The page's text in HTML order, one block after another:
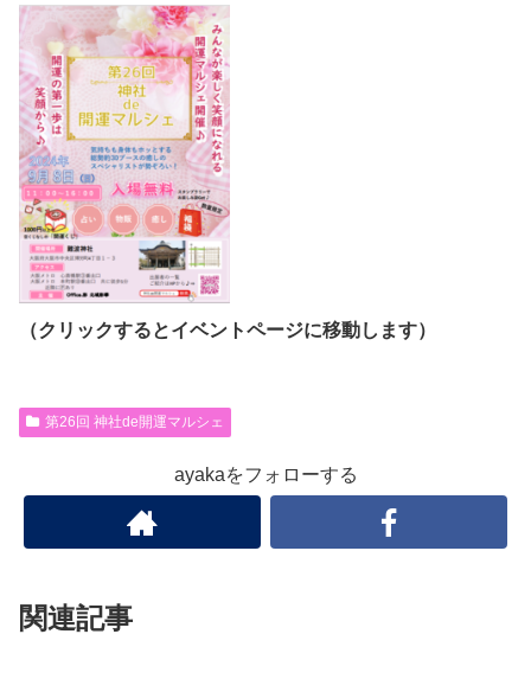
（クリックするとイベントページに移動します）
第26回 神社de開運マルシェ
ayakaをフォローする
関連記事